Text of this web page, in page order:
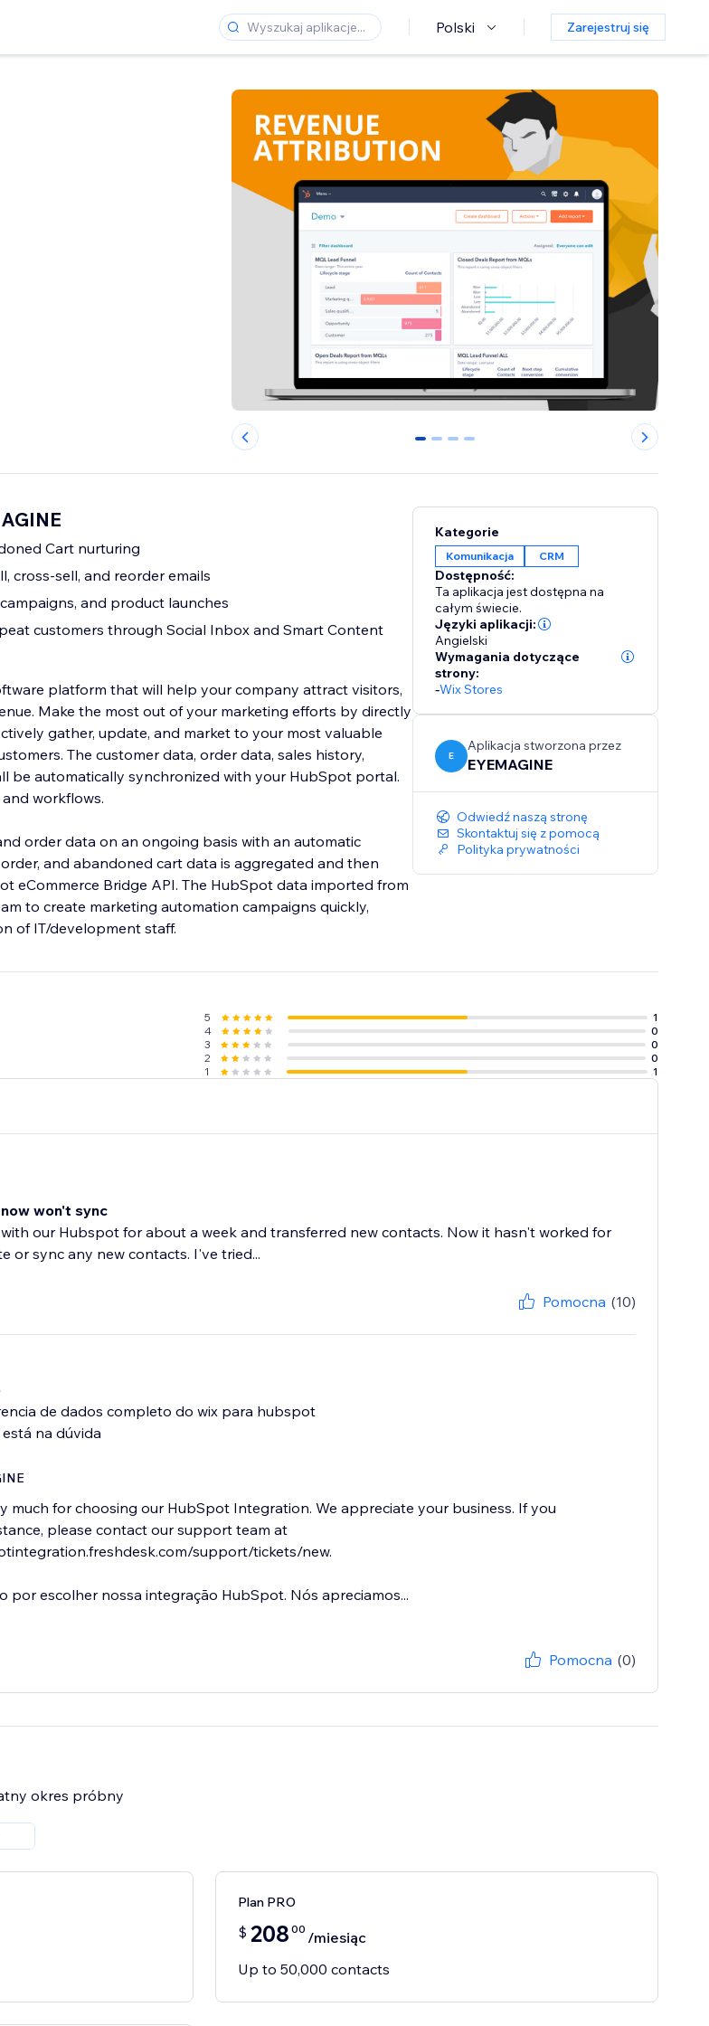
Polski Zarejestruj się
0 1 2 3
Cart nurturing
cross-sell, and reorder emails
and product launches
customers through Social Inbox and Smart Content
platform that will help your company attract visitors,
Make the most out of your marketing efforts by directly
gather, update, and market to your most valuable
sales history,
be automatically synchronized with your HubSpot portal.
workflows.
order data on an ongoing basis with an automatic
and abandoned cart data is aggregated and then
eCommerce Bridge API. The HubSpot data imported from
to create marketing automation campaigns quickly,
of IT/development staff.
Kategorie
Komunikacja CRM
Dostępność:
Ta aplikacja jest dostępna na
całym świecie.
Języki aplikacji:
Angielski
Wymagania dotyczące
strony:
-Wix Stores
E
Aplikacja stworzona przez
EYEMAGINE
Odwiedź naszą stronę
Skontaktuj się z pomocą
Polityka prywatności
5
1
4
0
3
0
2
0
1
1
won't sync
our Hubspot for about a week and transferred new contacts. Now it hasn't worked for
or sync any new contacts. I've tried...
Pomocna (10)
de dados completo do wix para hubspot
na dúvida
much for choosing our HubSpot Integration. We appreciate your business. If you
please contact our support team at
support/tickets/new.
por escolher nossa integração HubSpot. Nós apreciamos...
Pomocna (0)
okres próbny
Plan PRO
$ 208 00 /miesiąc
Up to 50,000 contacts